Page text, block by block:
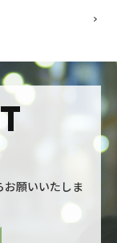
お願いいたしま